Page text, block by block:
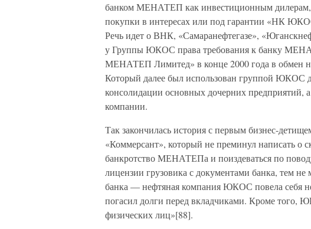
банком МЕНАТЕП как инвестиционным
покупки в интересах или под гарантии «НК
Речь идет о ВНК, «Самаранефтегазе»,
у Группы ЮКОС права требования к банку
МЕНАТЕП Лимитед» в конце 2000 года в
Который далее был использован группой ЮКОС
консолидации основных дочерних предприятий,
компании.
Так закончилась история с первым бизнес-
«Коммерсант», который не преминул написать о
банкротство МЕНАТЕПа и поиздеваться по
лицензии грузовика с документами банка, тем
банка — нефтяная компания ЮКОС повела себя
погасил долги перед вкладчиками. Кроме
физических лиц»[88].